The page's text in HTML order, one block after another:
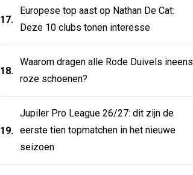
17.
Europese top aast op Nathan De Cat:
Deze 10 clubs tonen interesse
18.
Waarom dragen alle Rode Duivels ineens
roze schoenen?
19.
Jupiler Pro League 26/27: dit zijn de
eerste tien topmatchen in het nieuwe
seizoen